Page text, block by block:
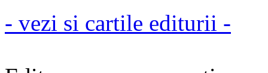
- vezi si cartile editurii -